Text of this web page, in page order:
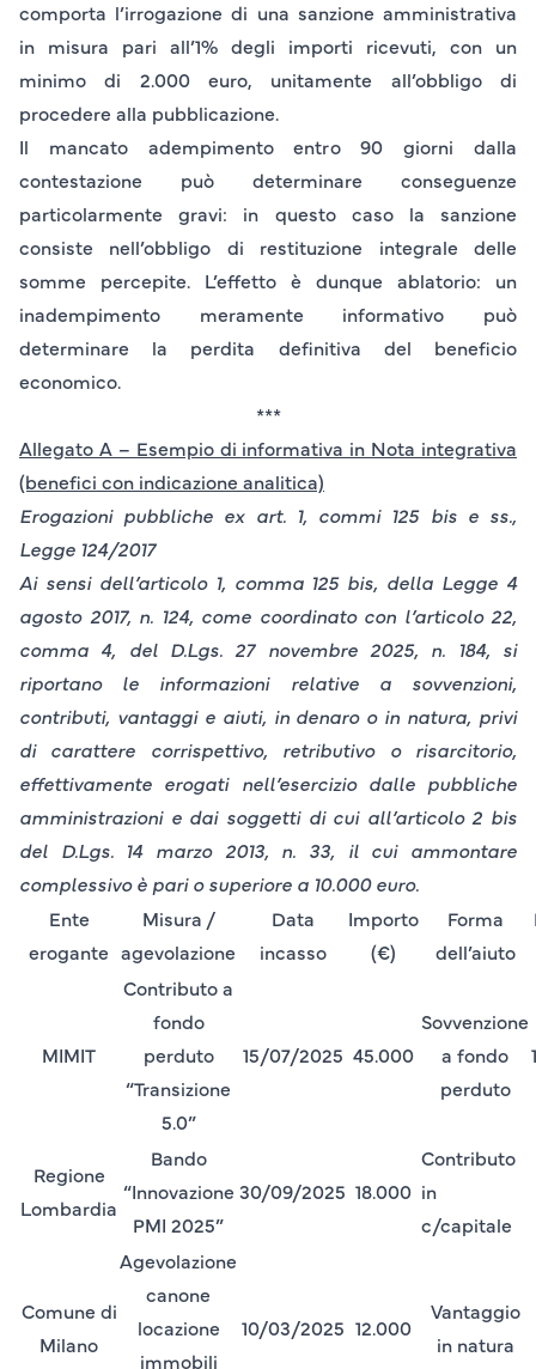
comporta l’irrogazione di una sanzione amministrativa
in misura pari all’1% degli importi ricevuti, con un
minimo di 2.000 euro, unitamente all’obbligo di
procedere alla pubblicazione.
Il mancato adempimento entro90 giorni dalla
contestazione può determinare conseguenze
particolarmente gravi: in questo caso la sanzione
consiste nell’obbligo di restituzione integrale delle
somme percepite. L’effetto è dunque ablatorio: un
inadempimento meramente informativo può
determinare la perdita definitiva del beneficio
economico.
***
Allegato A – Esempio di informativa in Nota integrativa
(benefici con indicazione analitica)
Erogazioni pubbliche ex art. 1, commi 125 bis e ss.,
Legge 124/2017
Ai sensi dell’articolo 1, comma 125 bis, della Legge 4
agosto 2017, n. 124, come coordinato con l’articolo 22,
comma 4, del D.Lgs. 27 novembre 2025, n. 184, si
riportano le informazioni relative a sovvenzioni,
contributi, vantaggi e aiuti, in denaro o in natura, privi
di carattere corrispettivo, retributivo o risarcitorio,
effettivamente erogati nell’esercizio dalle pubbliche
amministrazioni e dai soggetti di cui all’articolo 2 bis
del D.Lgs. 14 marzo 2013, n. 33, il cui ammontare
complessivo è pari o superiore a 10.000 euro.
Ente
erogante
Misura /
agevolazione
Data
incasso
Importo
(€)
Forma
dell’aiuto
MIMIT
Contributo a
fondo
perduto
“Transizione
5.0”
15/07/2025 45.000
Sovvenzione
a fondo
perduto
Regione
Lombardia
Bando
“Innovazione
PMI 2025”
30/09/2025 18.000
Contributo
in
c/capitale
Comune di
Milano
Agevolazione
canone
locazione
immobili
10/03/2025 12.000
Vantaggio
in natura